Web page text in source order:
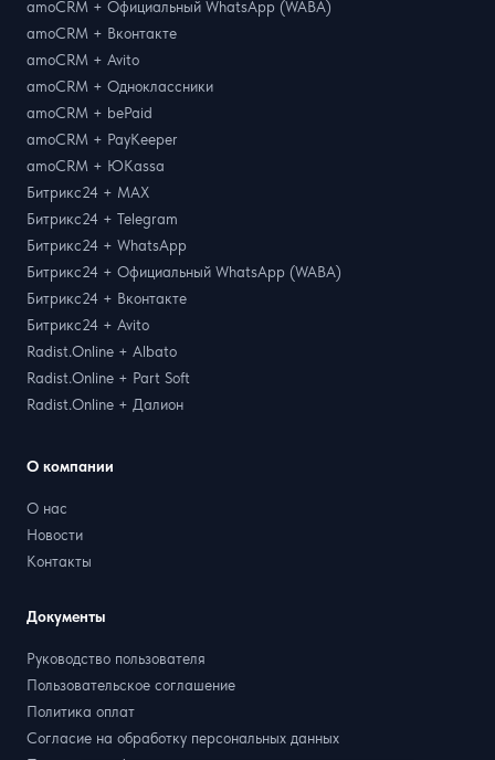
amoCRM + Официальный WhatsApp (WABA)
amoCRM + Вконтакте
amoCRM + Avito
amoCRM + Одноклассники
amoCRM + bePaid
amoCRM + PayKeeper
amoCRM + ЮKassa
Битрикс24 + MAX
Битрикс24 + Telegram
Битрикс24 + WhatsApp
Битрикс24 + Официальный WhatsApp (WABA)
Битрикс24 + Вконтакте
Битрикс24 + Avito
Radist.Online + Albato
Radist.Online + Part Soft
Radist.Online + Далион
О компании
О нас
Новости
Контакты
Документы
Руководство пользователя
Пользовательское соглашение
Политика оплат
Согласие на обработку персональных данных